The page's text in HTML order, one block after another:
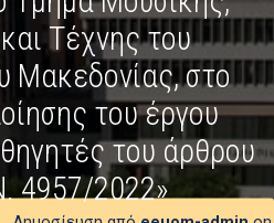
Τέχνης του
Μακεδονίας, στο
του έργου
του άρθρου
4957/2022»